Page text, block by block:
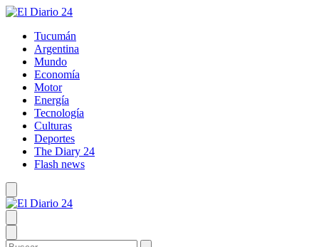
Tucumán
Argentina
Mundo
Economía
Motor
Energía
Tecnología
Culturas
Deportes
The Diary 24
Flash news